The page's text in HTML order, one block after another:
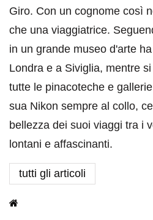
Giro. Con un cognome così
che una viaggiatrice.
in un grande museo d'arte
Londra e a Siviglia, mentre
tutte le pinacoteche e
sua Nikon sempre al collo,
bellezza dei suoi viaggi tra i
lontani e affascinanti.
tutti gli articoli